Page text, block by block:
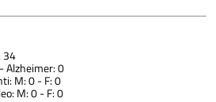
34
Alzheimer: 0
M: 0 - F: 0
M: 0 - F: 0